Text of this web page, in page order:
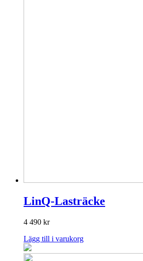
LinQ-Lasträcke
4 490 kr
Lägg till i varukorg